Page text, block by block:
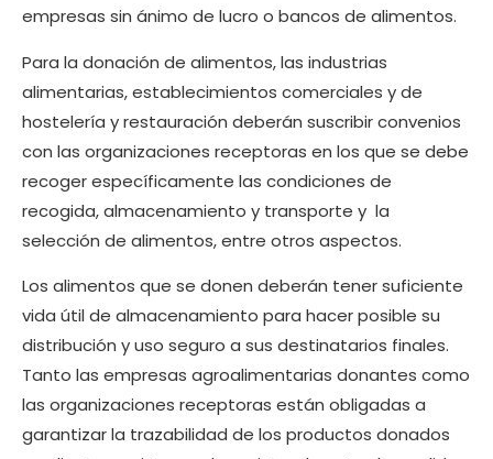
empresas sin ánimo de lucro o bancos de alimentos.
Para la donación de alimentos, las industrias
alimentarias, establecimientos comerciales y de
hostelería y restauración deberán suscribir convenios
con las organizaciones receptoras en los que se debe
recoger específicamente las condiciones de
recogida, almacenamiento y transporte y la
selección de alimentos, entre otros aspectos.
Los alimentos que se donen deberán tener suficiente
vida útil de almacenamiento para hacer posible su
distribución y uso seguro a sus destinatarios finales.
Tanto las empresas agroalimentarias donantes como
las organizaciones receptoras están obligadas a
garantizar la trazabilidad de los productos donados